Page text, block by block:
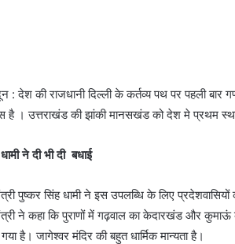
: देश की राजधानी दिल्ली के कर्तव्य पथ पर पहली
है । उत्तराखंड की झांकी मानसखंड को देश मे प्रथम
ने दी भी दी बधाई
पुष्कर सिंह धामी ने इस उपलब्धि के लिए
ने कहा कि पुराणों में गढ़वाल का केदारखंड और
गया है। जागेश्वर मंदिर की बहुत धार्मिक मान्यता है।